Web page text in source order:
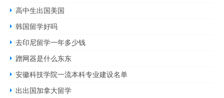
高中生出国美国
韩国留学好吗
去印尼留学一年多少钱
蹭网器是什么东东
安徽科技学院一流本科专业建设名单
出出国加拿大留学